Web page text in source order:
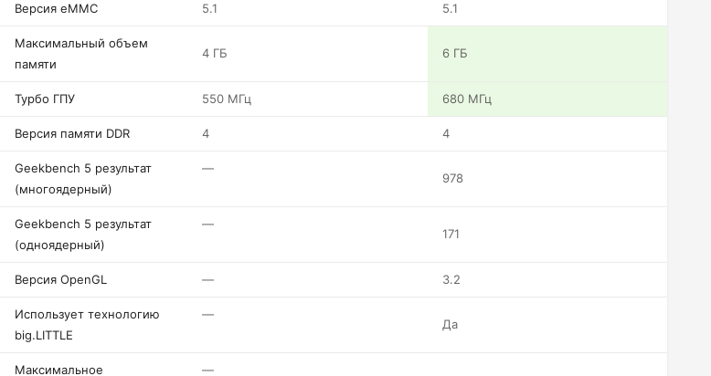
Версия eMMC 5.1 5.1
Максимальный объем
памяти
4 ГБ 6 ГБ
Турбо ГПУ 550 МГц 680 МГц
Версия памяти DDR 4 4
Geekbench 5 результат
(многоядерный)
—
978
Geekbench 5 результат
(одноядерный)
—
171
Версия OpenGL — 3.2
Использует технологию
big.LITTLE
—
Да
Максимальное —